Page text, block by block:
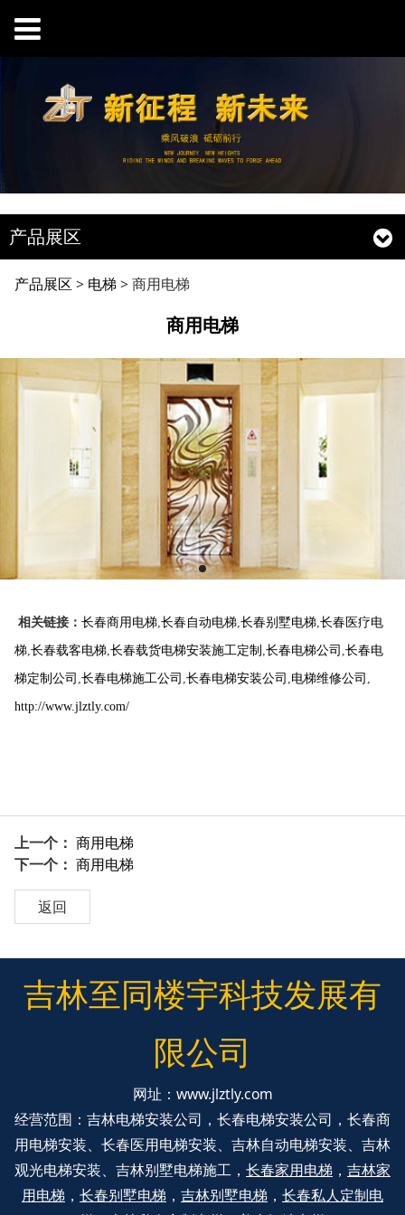
产品展区
商用电梯
产品展区 > 电梯>商用电梯
商用电梯
相关链接： 长春商用电梯,长春自动电梯,长春别墅电梯,长春医疗电
梯,长春载客电梯,长春载货电梯安装施工定制 ,长春电梯公司 ,长春电
梯定制公司 ,长春电梯施工公司 ,长春电梯安装公司 ,电梯维修公司 ,
http://www.jlztly.com/
上一个：商用电梯
下一个：商用电梯
返回
吉林至同楼宇科技发展有
限公司
网址： www.jlztly.com
经营范围：吉林电梯安装公司，长春电梯安装公司，长春商
用电梯安装、长春医用电梯安装、吉林自动电梯安装、吉林
观光电梯安装、吉林别墅电梯施工， 长春家用电梯 ， 吉林家
用电梯 ， 长春别墅电梯 ， 吉林别墅电梯 ， 长春私人定制电